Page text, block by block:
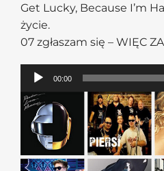
Get Lucky, Because I’m
życie.
07 zgłaszam się – WIĘC
Odtwarzacz
dźwiękowych
00:00